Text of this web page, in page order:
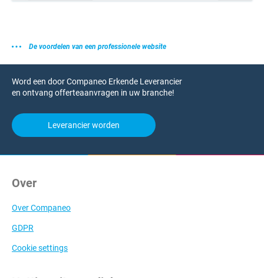
De voordelen van een professionele website
Word een door Companeo Erkende Leverancier
en ontvang offerteaanvragen in uw branche!
Leverancier worden
Over
Over Companeo
GDPR
Cookie settings